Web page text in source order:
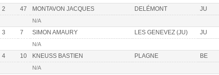
2 47 MONTAVON JACQUES DELÉMONT JU
N/A
3 7 SIMON AMAURY LES GENEVEZ (JU) JU
N/A
4 10 KNEUSS BASTIEN PLAGNE BE
N/A